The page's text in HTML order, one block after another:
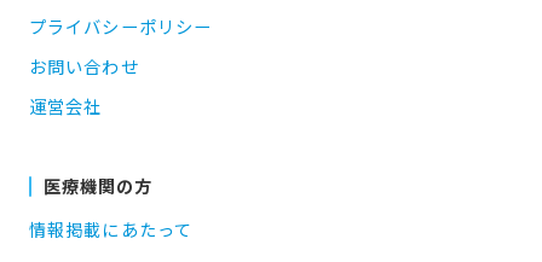
プライバシーポリシー
お問い合わせ
運営会社
医療機関の方
情報掲載にあたって